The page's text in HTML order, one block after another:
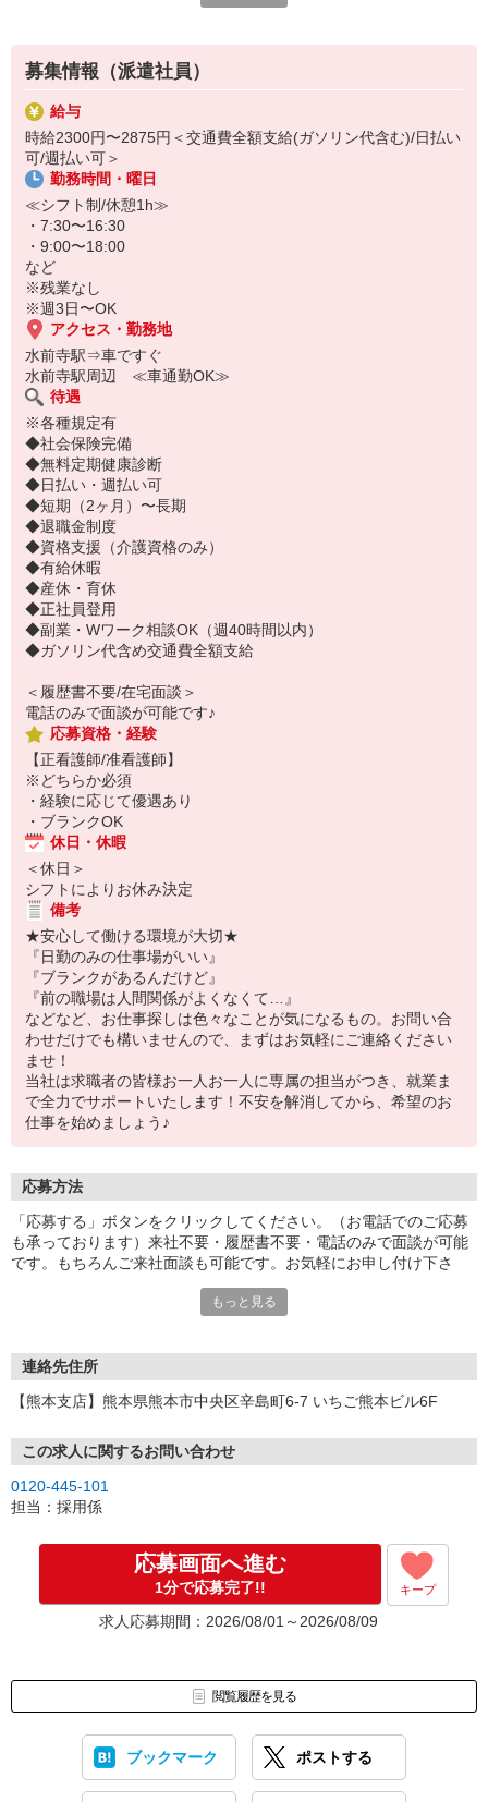
・体調の確認
・その他基本的な看護業務
など
■POINT
・日勤のみ！
・夜勤なし◎
・夕方までに帰れる
・オンコールなし♪
・柔軟なシフト体制 など
日勤のみで残業もないため、
ワークライフバランスを大切にしながら働けます♪
主婦（夫）のSTAFFも多数活躍中です！
シフトの相談もお気軽にどうぞ！
プライベート優先で働きましょう◎
募集情報（派遣社員）
給与
時給2300円〜2875円＜交通費全額支給(ガソリン代含む)/日払い
可/週払い可＞
勤務時間・曜日
≪シフト制/休憩1h≫
・7:30〜16:30
・9:00〜18:00
など
※残業なし
※週3日〜OK
アクセス・勤務地
水前寺駅⇒車ですぐ
水前寺駅周辺 ≪車通勤OK≫
待遇
※各種規定有
◆社会保険完備
◆無料定期健康診断
◆日払い・週払い可
◆短期（2ヶ月）〜長期
◆退職金制度
◆資格支援（介護資格のみ）
◆有給休暇
◆産休・育休
◆正社員登用
◆副業・Wワーク相談OK（週40時間以内）
◆ガソリン代含め交通費全額支給
＜履歴書不要/在宅面談＞
電話のみで面談が可能です♪
応募資格・経験
【正看護師/准看護師】
※どちらか必須
・経験に応じて優遇あり
・ブランクOK
休日・休暇
＜休日＞
シフトによりお休み決定
備考
★安心して働ける環境が大切★
『日勤のみの仕事場がいい』
『ブランクがあるんだけど』
『前の職場は人間関係がよくなくて…』
などなど、お仕事探しは色々なことが気になるもの。お問い合
わせだけでも構いませんので、まずはお気軽にご連絡ください
ませ！
当社は求職者の皆様お一人お一人に専属の担当がつき、就業ま
で全力でサポートいたします！不安を解消してから、希望のお
仕事を始めましょう♪
応募方法
「応募する」ボタンをクリックしてください。（お電話でのご応募
も承っております）来社不要・履歴書不要・電話のみで面談が可能
です。もちろんご来社面談も可能です。お気軽にお申し付け下さ
もっと見る
連絡先住所
【熊本支店】熊本県熊本市中央区辛島町6-7 いちご熊本ビル6F
この求人に関するお問い合わせ
0120-445-101
担当：採用係
応募画面へ進む
1分で応募完了!! キープ
求人応募期間：2026/08/01～2026/08/09
閲覧履歴を見る
ブックマーク ポストする